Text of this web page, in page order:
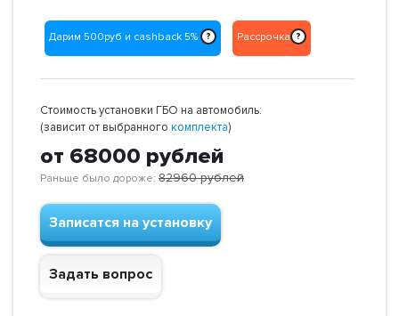
Дарим 500руб и cashback 5% ? Рассрочка ?
Стоимость установки ГБО на автомобиль:
(зависит от выбранного комплекта)
от 68000 рублей
Раньше было дороже: 82960рублей
Записатся на установку
Задать вопрос